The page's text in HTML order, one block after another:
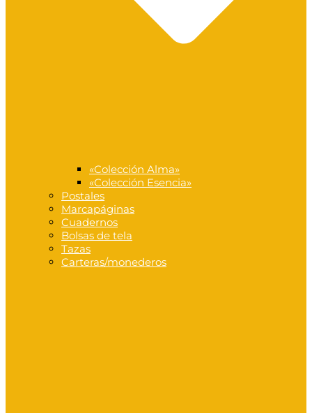
«Colección Alma»
«Colección Esencia»
Postales
Marcapáginas
Cuadernos
Bolsas de tela
Tazas
Carteras/monederos